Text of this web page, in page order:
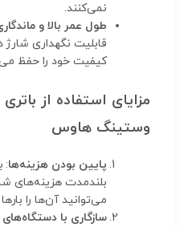
نمی‌کنند.
طول عمر بالا و
قابلیت نگهداری
کیفیت خود را حفظ
مزایای استفاده از
وستینگ هاوس
پایین بودن هزینه‌ها:
بلندمدت هزینه‌های
می‌توانید آن‌ها را
سازگاری با